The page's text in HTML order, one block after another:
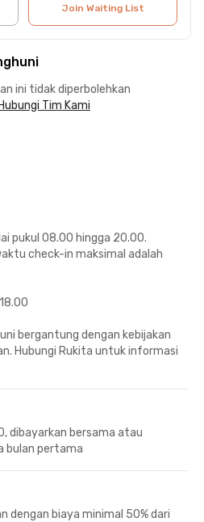
Join Waiting List
ini tidak diperbolehkan
Hubungi Tim Kami
pukul 08.00 hingga 20.00.
check-in maksimal adalah
bergantung dengan kebijakan
Hubungi Rukita untuk informasi
dibayarkan bersama atau
bulan pertama
dengan biaya minimal 50% dari